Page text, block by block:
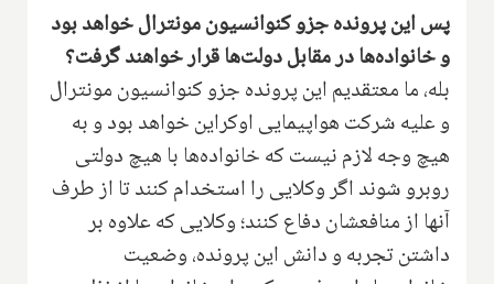
پس این پرونده جزو کنوانسیون مونترال خواهد بود
و خانواده‌ها در مقابل دولت‌ها قرار خواهند گرفت؟
بله، ما معتقدیم این پرونده جزو کنوانسیون مونترال
و علیه شرکت هواپیمایی اوکراین خواهد بود و به
هیچ وجه لازم نیست که خانواده‌ها با هیچ دولتی
روبرو شوند اگر وکلایی را استخدام کنند تا از طرف
آنها از منافعشان دفاع کنند؛ وکلایی که علاوه بر
داشتن تجربه و دانش این پرونده، وضعیت